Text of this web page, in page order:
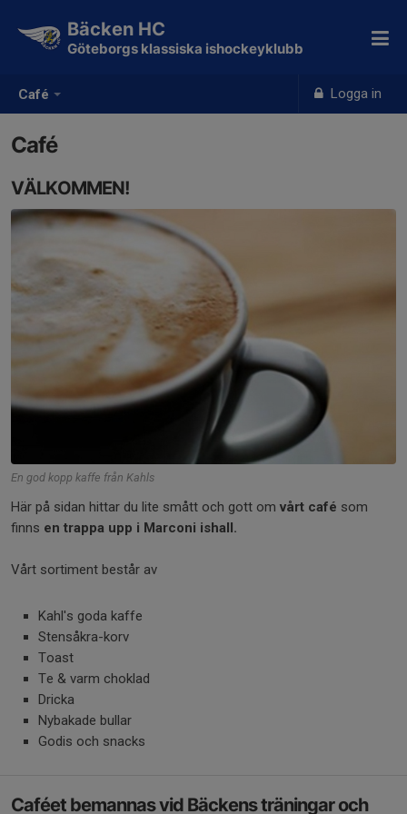
Café Logga in
Bäcken HC
Göteborgs klassiska ishockeyklubb
Café
VÄLKOMMEN!
En god kopp kaffe från Kahls
Här på sidan hittar du lite smått och gott om vårt café som
finns en trappa upp i Marconi ishall.
Vårt sortiment består av
Kahl's goda kaffe
Stensåkra-korv
Toast
Te & varm choklad
Dricka
Nybakade bullar
Godis och snacks
Caféet bemannas vid Bäckens träningar och